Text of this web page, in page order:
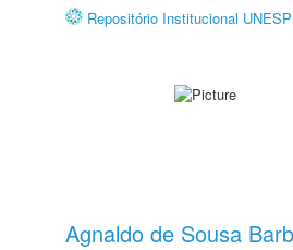
Repositório Institucional UNESP
Agnaldo de Sousa